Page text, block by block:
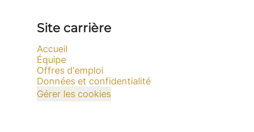
Site carrière
Accueil
Équipe
Offres d'emploi
Données et confidentialité
Gérer les cookies